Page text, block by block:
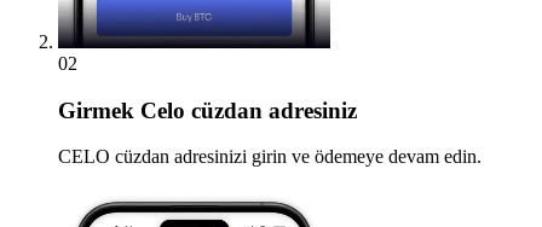
02
Girmek Celo cüzdan adresiniz
CELO cüzdan adresinizi girin ve ödemeye devam edin.